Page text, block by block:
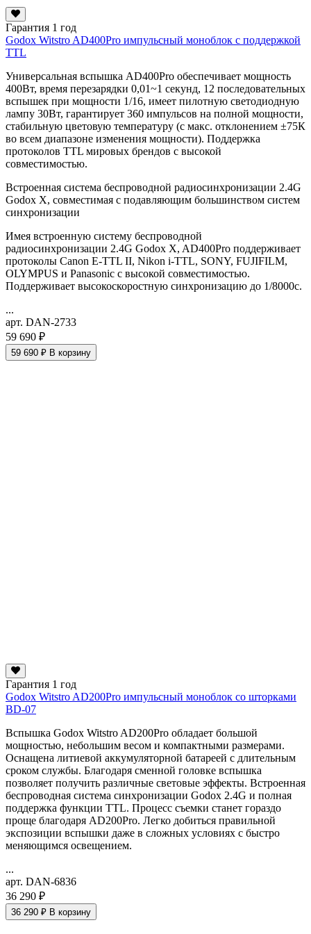
Гарантия 1 год
Godox Witstro AD400Pro импульсный моноблок с поддержкой
TTL
Универсальная вспышка AD400Pro обеспечивает мощность
400Вт, время перезарядки 0,01~1 секунд, 12 последовательных
вспышек при мощности 1/16, имеет пилотную светодиодную
лампу 30Вт, гарантирует 360 импульсов на полной мощности,
стабильную цветовую температуру (с макс. отклонением ±75К
во всем диапазоне изменения мощности). Поддержка
протоколов TTL мировых брендов с высокой
совместимостью.
Встроенная система беспроводной радиосинхронизации 2.4G
Godox X, совместимая с подавляющим большинством систем
синхронизации
Имея встроенную систему беспроводной
радиосинхронизации 2.4G Godox X, AD400Pro поддерживает
протоколы Canon E-TTL II, Nikon i-TTL, SONY, FUJIFILM,
OLYMPUS и Panasonic с высокой совместимостью.
Поддерживает высокоскоростную синхронизацию до 1/8000с.
...
арт. DAN-2733
59 690 ₽
59 690 ₽ В корзину
Гарантия 1 год
Godox Witstro AD200Pro импульсный моноблок со шторками
BD-07
Вспышка Godox Witstro AD200Pro обладает большой
мощностью, небольшим весом и компактными размерами.
Оснащена литиевой аккумуляторной батареей с длительным
сроком службы. Благодаря сменной головке вспышка
позволяет получить различные световые эффекты. Встроенная
беспроводная система синхронизации Godox 2.4G и полная
поддержка функции TTL. Процесс съемки станет гораздо
проще благодаря AD200Pro. Легко добиться правильной
экспозиции вспышки даже в сложных условиях с быстро
меняющимся освещением.
...
арт. DAN-6836
36 290 ₽
36 290 ₽ В корзину